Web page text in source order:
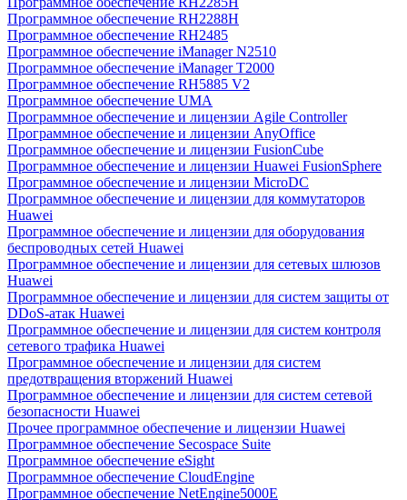
Программное обеспечение RH2288H
Программное обеспечение RH2485
Программное обеспечение iManager N2510
Программное обеспечение iManager T2000
Программное обеспечение RH5885 V2
Программное обеспечение UMA
Программное обеспечение и лицензии Agile Controller
Программное обеспечение и лицензии AnyOffice
Программное обеспечение и лицензии FusionCube
Программное обеспечение и лицензии Huawei FusionSphere
Программное обеспечение и лицензии MicroDC
Программное обеспечение и лицензии для коммутаторов
Huawei
Программное обеспечение и лицензии для оборудования
беспроводных сетей Huawei
Программное обеспечение и лицензии для сетевых шлюзов
Huawei
Программное обеспечение и лицензии для систем защиты от
DDoS-атак Huawei
Программное обеспечение и лицензии для систем контроля
сетевого трафика Huawei
Программное обеспечение и лицензии для систем
предотвращения вторжений Huawei
Программное обеспечение и лицензии для систем сетевой
безопасности Huawei
Прочее программное обеспечение и лицензии Huawei
Программное обеспечение Secospace Suite
Программное обеспечение eSight
Программное обеспечение CloudEngine
Программное обеспечение NetEngine5000E